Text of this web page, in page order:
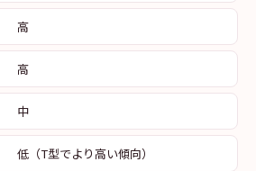
高
高
中
低（T型でより高い傾向）